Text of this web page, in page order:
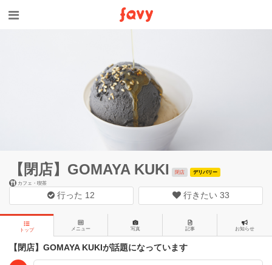
【閉店】GOMAYA KUKI 閉店
デリバリー
カフェ・喫茶
行った 12 行きたい 33
トップ メニュー 写真 記事 お知らせ
【閉店】GOMAYA KUKIが話題になっています